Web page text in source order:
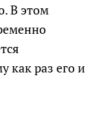
В этом
как раз его и